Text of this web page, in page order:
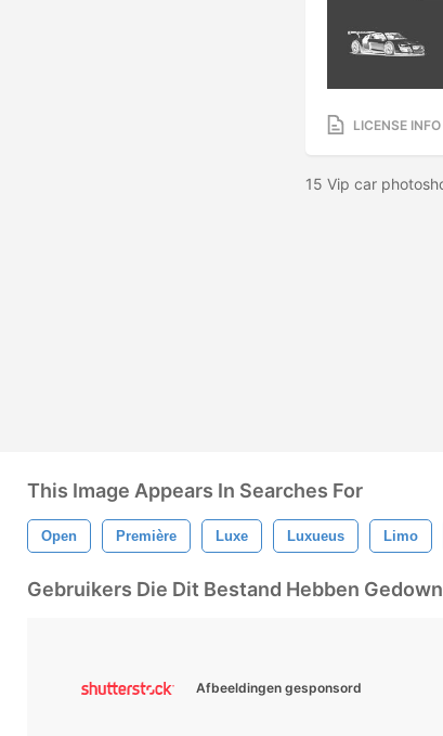
LICENSE INFO
15 Vip car
This Image Appears In Searches For
Open Première Luxe Luxueus Limo
Gebruikers Die Dit Bestand Hebben
Afbeeldingen gesponsord